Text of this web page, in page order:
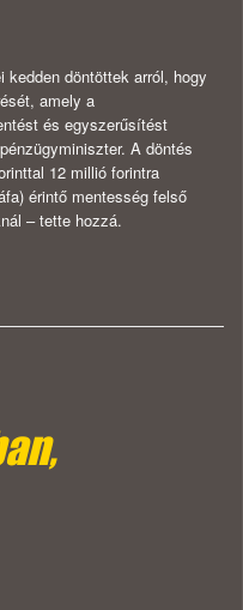
döntöttek arról, hogy
amely a
és egyszerűsítést
A döntés
12 millió forintra
érintő mentesség felső
– tette hozzá.